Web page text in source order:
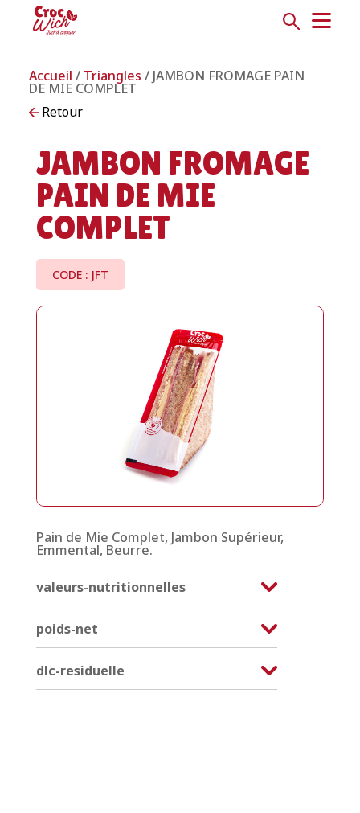
Accueil / Triangles / JAMBON FROMAGE PAIN
DE MIE COMPLET
Retour
JAMBON FROMAGE
PAIN DE MIE
COMPLET
CODE : JFT
Pain de Mie Complet, Jambon Supérieur,
Emmental, Beurre.
valeurs-nutritionnelles
poids-net
dlc-residuelle